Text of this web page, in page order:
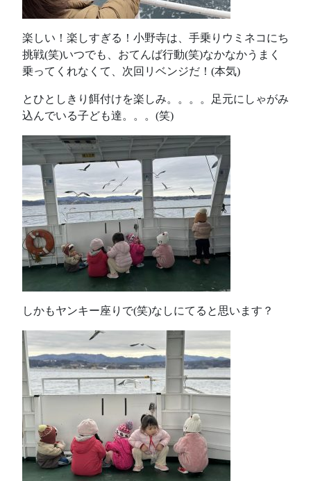
楽しい！楽しすぎる！小野寺は、手乗りウミネコにち
挑戦(笑)いつでも、おてんば行動(笑)なかなかうまく
乗ってくれなくて、次回リベンジだ！(本気)
とひとしきり餌付けを楽しみ。。。。足元にしゃがみ
込んでいる子ども達。。。(笑)
しかもヤンキー座りで(笑)なしにてると思います？